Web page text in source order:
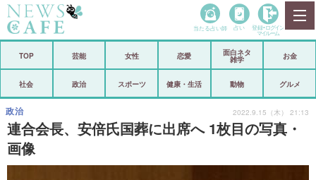
政治
芸能 スポーツ
恋愛 ビックリ
当たる占い師 占い 登録• ログイン
マイルーム
TOP 芸能 女性 恋愛
面白ネタ
雑学
お金
社会 政治 スポーツ 健康・生活 動物 グルメ
連合会長、安倍氏国葬に出席へ 1枚目の写真・
画像
政治 2022.9.15（木） 21:13